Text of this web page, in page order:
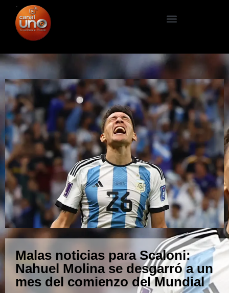
Malas noticias para Scaloni:
Nahuel Molina se desgarró a un
mes del comienzo del Mundial